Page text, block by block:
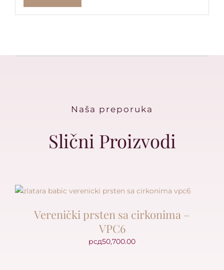
Naša preporuka
Slični Proizvodi
Verenički prsten sa cirkonima –
VPC6
рсд50,700.00